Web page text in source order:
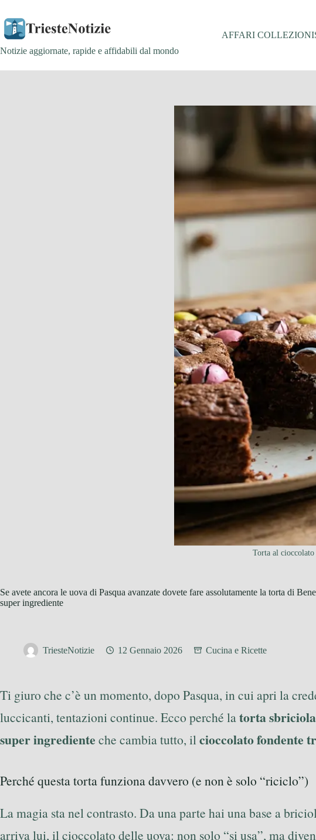
contenuto
Notizie aggiornate, rapide e affidabili dal mondo
AFFARI
Torta al cioccolato
Se avete ancora le uova di Pasqua avanzate dovete fare assolutamente la torta di
super ingrediente
TriesteNotizie 12 Gennaio 2026 Cucina e Ricette
Ti giuro che c’è un momento, dopo Pasqua, in cui apri la
luccicanti, tentazioni continue. Ecco perché latorta
super ingrediente che cambia tutto, ilcioccolato fondente
Perché questa torta funziona davvero (e non è solo “riciclo”)
La magia sta nel contrasto. Da una parte hai una base a
arriva lui, il cioccolato delle uova: non solo “si usa”, ma